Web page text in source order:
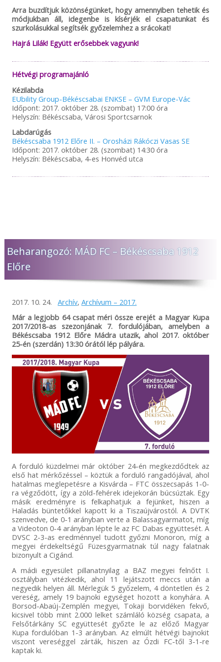
Arra buzdítjuk közönségünket, hogy amennyiben tehetik és
módjukban áll, idegenbe is kísérjék el csapatunkat és
szurkolásukkal segítsék győzelemhez a srácokat!
Hajrá Lilák! Együtt erősebbek vagyunk!
Hétvégi programajánló
Kézilabda
EUbility Group-Békéscsabai ENKSE – GVM Europe-Vác
Időpont: 2017. október 28. (szombat) 17:00 óra
Helyszín: Békéscsaba, Városi Sportcsarnok
Labdarúgás
Békéscsaba 1912 Előre II. – Orosházi Rákóczi Vasas SE
Időpont: 2017. október 28. (szombat) 14:30 óra
Helyszín: Békéscsaba, 4-es Honvéd utca
Beharangozó: MÁD FC – Békéscsaba 1912
Előre
2017. 10. 24. Archív, Archívum – 2017.
Már a legjobb 64 csapat méri össze erejét a Magyar Kupa
2017/2018-as szezonjának 7. fordulójában, amelyben a
Békéscsaba 1912 Előre Mádra utazik, ahol 2017. október
25-én (szerdán) 13:30 órától lép pályára.
A forduló küzdelmei már október 24-én megkezdődtek az
első hat mérkőzéssel – köztük a forduló rangadójával, ahol
hatalmas meglepetésre a Kisvárda – FTC összecsapás 1-0-
ra végződött, így a zöld-fehérek idejekorán búcsúztak. Egy
másik eredményre is felkaphatjuk a fejünket, hiszen a
Haladás büntetőkkel kapott ki a Tiszaújvárostól. A DVTK
szenvedve, de 0-1 arányban verte a Balassagyarmatot, míg
a Videoton 0-4 arányban lépte le az FC Dabas együttesét. A
DVSC 2-3-as eredménnyel tudott győzni Monoron, míg a
megyei érdekeltségű Füzesgyarmatnak túl nagy falatnak
bizonyult a Cigánd.
A mádi egyesület pillanatnyilag a BAZ megyei felnőtt I.
osztályban vitézkedik, ahol 11 lejátszott meccs után a
negyedik helyen áll. Mérlegük 5 győzelem, 4 döntetlen és 2
vereség, amely 19 bajnoki egységet hozott a konyhára. A
Borsod-Abaúj-Zemplén megyei, Tokaji borvidéken fekvő,
kicsivel több mint 2.000 lelket számláló község csapata, a
Felsőtárkány SC együttesét győzte le az előző Magyar
Kupa fordulóban 1-3 arányban. Az elmúlt hétvégi bajnokit
viszont vereséggel zárták, hiszen az Ózdi FC-től 3-1-re
kaptak ki.